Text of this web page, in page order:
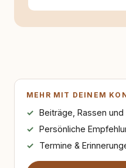
MEHR MIT DEINEM
Beiträge, Rassen und
Persönliche
Termine &